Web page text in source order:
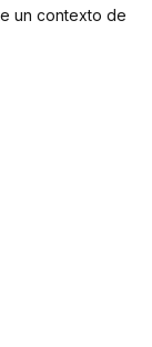
un contexto de